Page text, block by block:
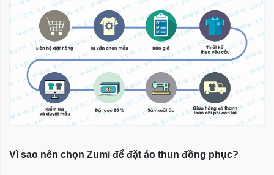
Vì sao nên chọn Zumi để đặt áo thun đồng phục?